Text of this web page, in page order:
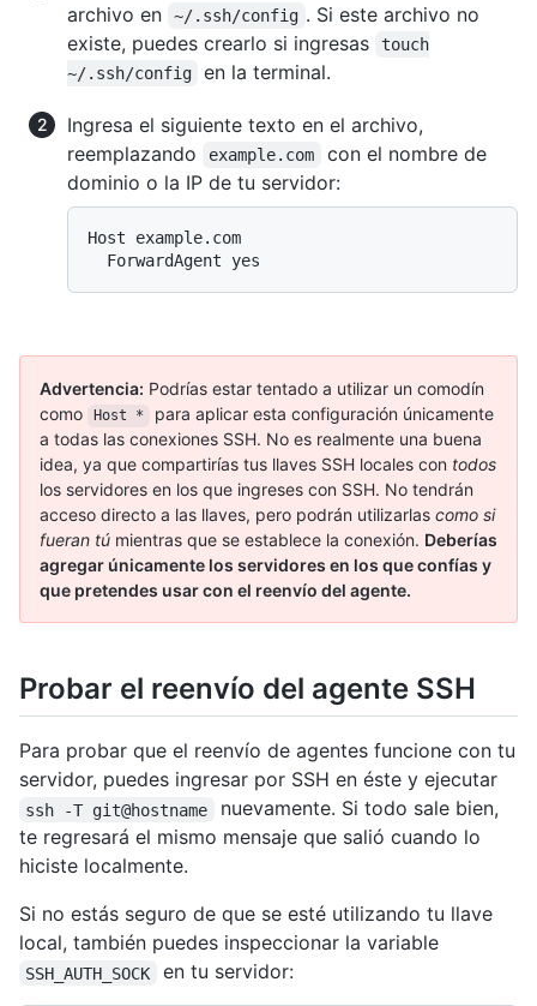
archivo en
~/.ssh/config . Si este archivo no
existe, puedes crearlo si ingresas
touch
~/.ssh/config
en la terminal.
Ingresa el siguiente texto en el archivo,
reemplazando
example.com
con el nombre de
dominio o la IP de tu servidor:
Host example.com
Advertencia: Podrías estar tentado a utilizar un comodín
como
Host *
para aplicar esta configuración únicamente
a todas las conexiones SSH. No es realmente una buena
idea, ya que compartirías tus llaves SSH locales con todos
los servidores en los que ingreses con SSH. No tendrán
acceso directo a las llaves, pero podrán utilizarlas como si
fueran tú mientras que se establece la conexión. Deberías
agregar únicamente los servidores en los que confías y
que pretendes usar con el reenvío del agente.
Probar el reenvío del agente SSH
Para probar que el reenvío de agentes funcione con tu
servidor, puedes ingresar por SSH en éste y ejecutar
ssh -T git@hostname
nuevamente. Si todo sale bien,
te regresará el mismo mensaje que salió cuando lo
hiciste localmente.
Si no estás seguro de que se esté utilizando tu llave
local, también puedes inspeccionar la variable
SSH_AUTH_SOCK en tu servidor: